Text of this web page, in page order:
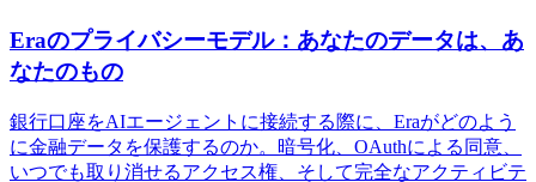
Eraのプライバシーモデル：あなたのデータは、あ
なたのもの
銀行口座をAIエージェントに接続する際に、Eraがどのよう
に金融データを保護するのか。暗号化、OAuthによる同意、
いつでも取り消せるアクセス権、そして完全なアクティビテ